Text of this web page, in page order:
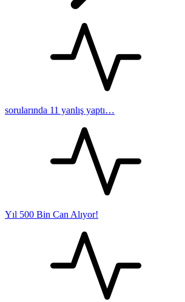
sorularında 11 yanlış yaptı…
Yıl 500 Bin Can Alıyor!